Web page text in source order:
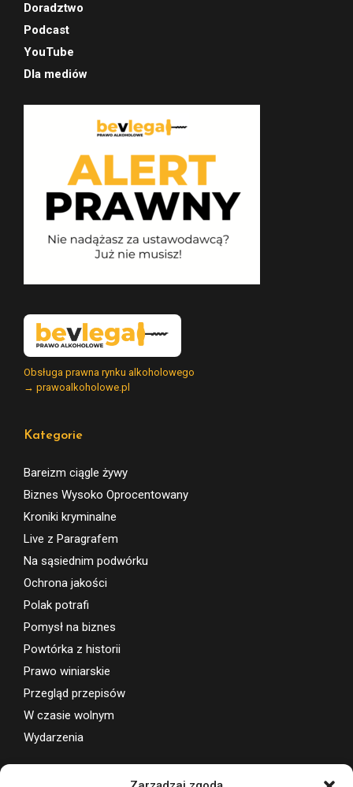
Doradztwo
Podcast
YouTube
Dla mediów
Obsługa prawna rynku alkoholowego
→ prawoalkoholowe.pl
Kategorie
Bareizm ciągle żywy
Biznes Wysoko Oprocentowany
Kroniki kryminalne
Live z Paragrafem
Na sąsiednim podwórku
Ochrona jakości
Polak potrafi
Pomysł na biznes
Powtórka z historii
Prawo winiarskie
Przegląd przepisów
W czasie wolnym
Wydarzenia